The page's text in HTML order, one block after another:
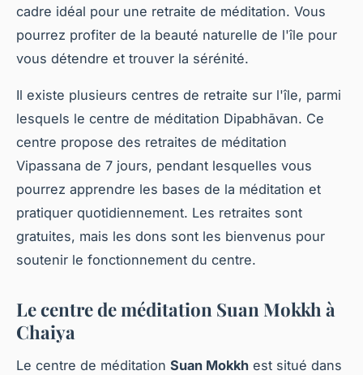
cadre idéal pour une retraite de méditation. Vous
pourrez profiter de la beauté naturelle de l'île pour
vous détendre et trouver la sérénité.
Il existe plusieurs centres de retraite sur l'île, parmi
lesquels le centre de méditation Dipabhāvan. Ce
centre propose des retraites de méditation
Vipassana de 7 jours, pendant lesquelles vous
pourrez apprendre les bases de la méditation et
pratiquer quotidiennement. Les retraites sont
gratuites, mais les dons sont les bienvenus pour
soutenir le fonctionnement du centre.
Le centre de méditation Suan Mokkh à
Chaiya
Le centre de méditation Suan Mokkh est situé dans